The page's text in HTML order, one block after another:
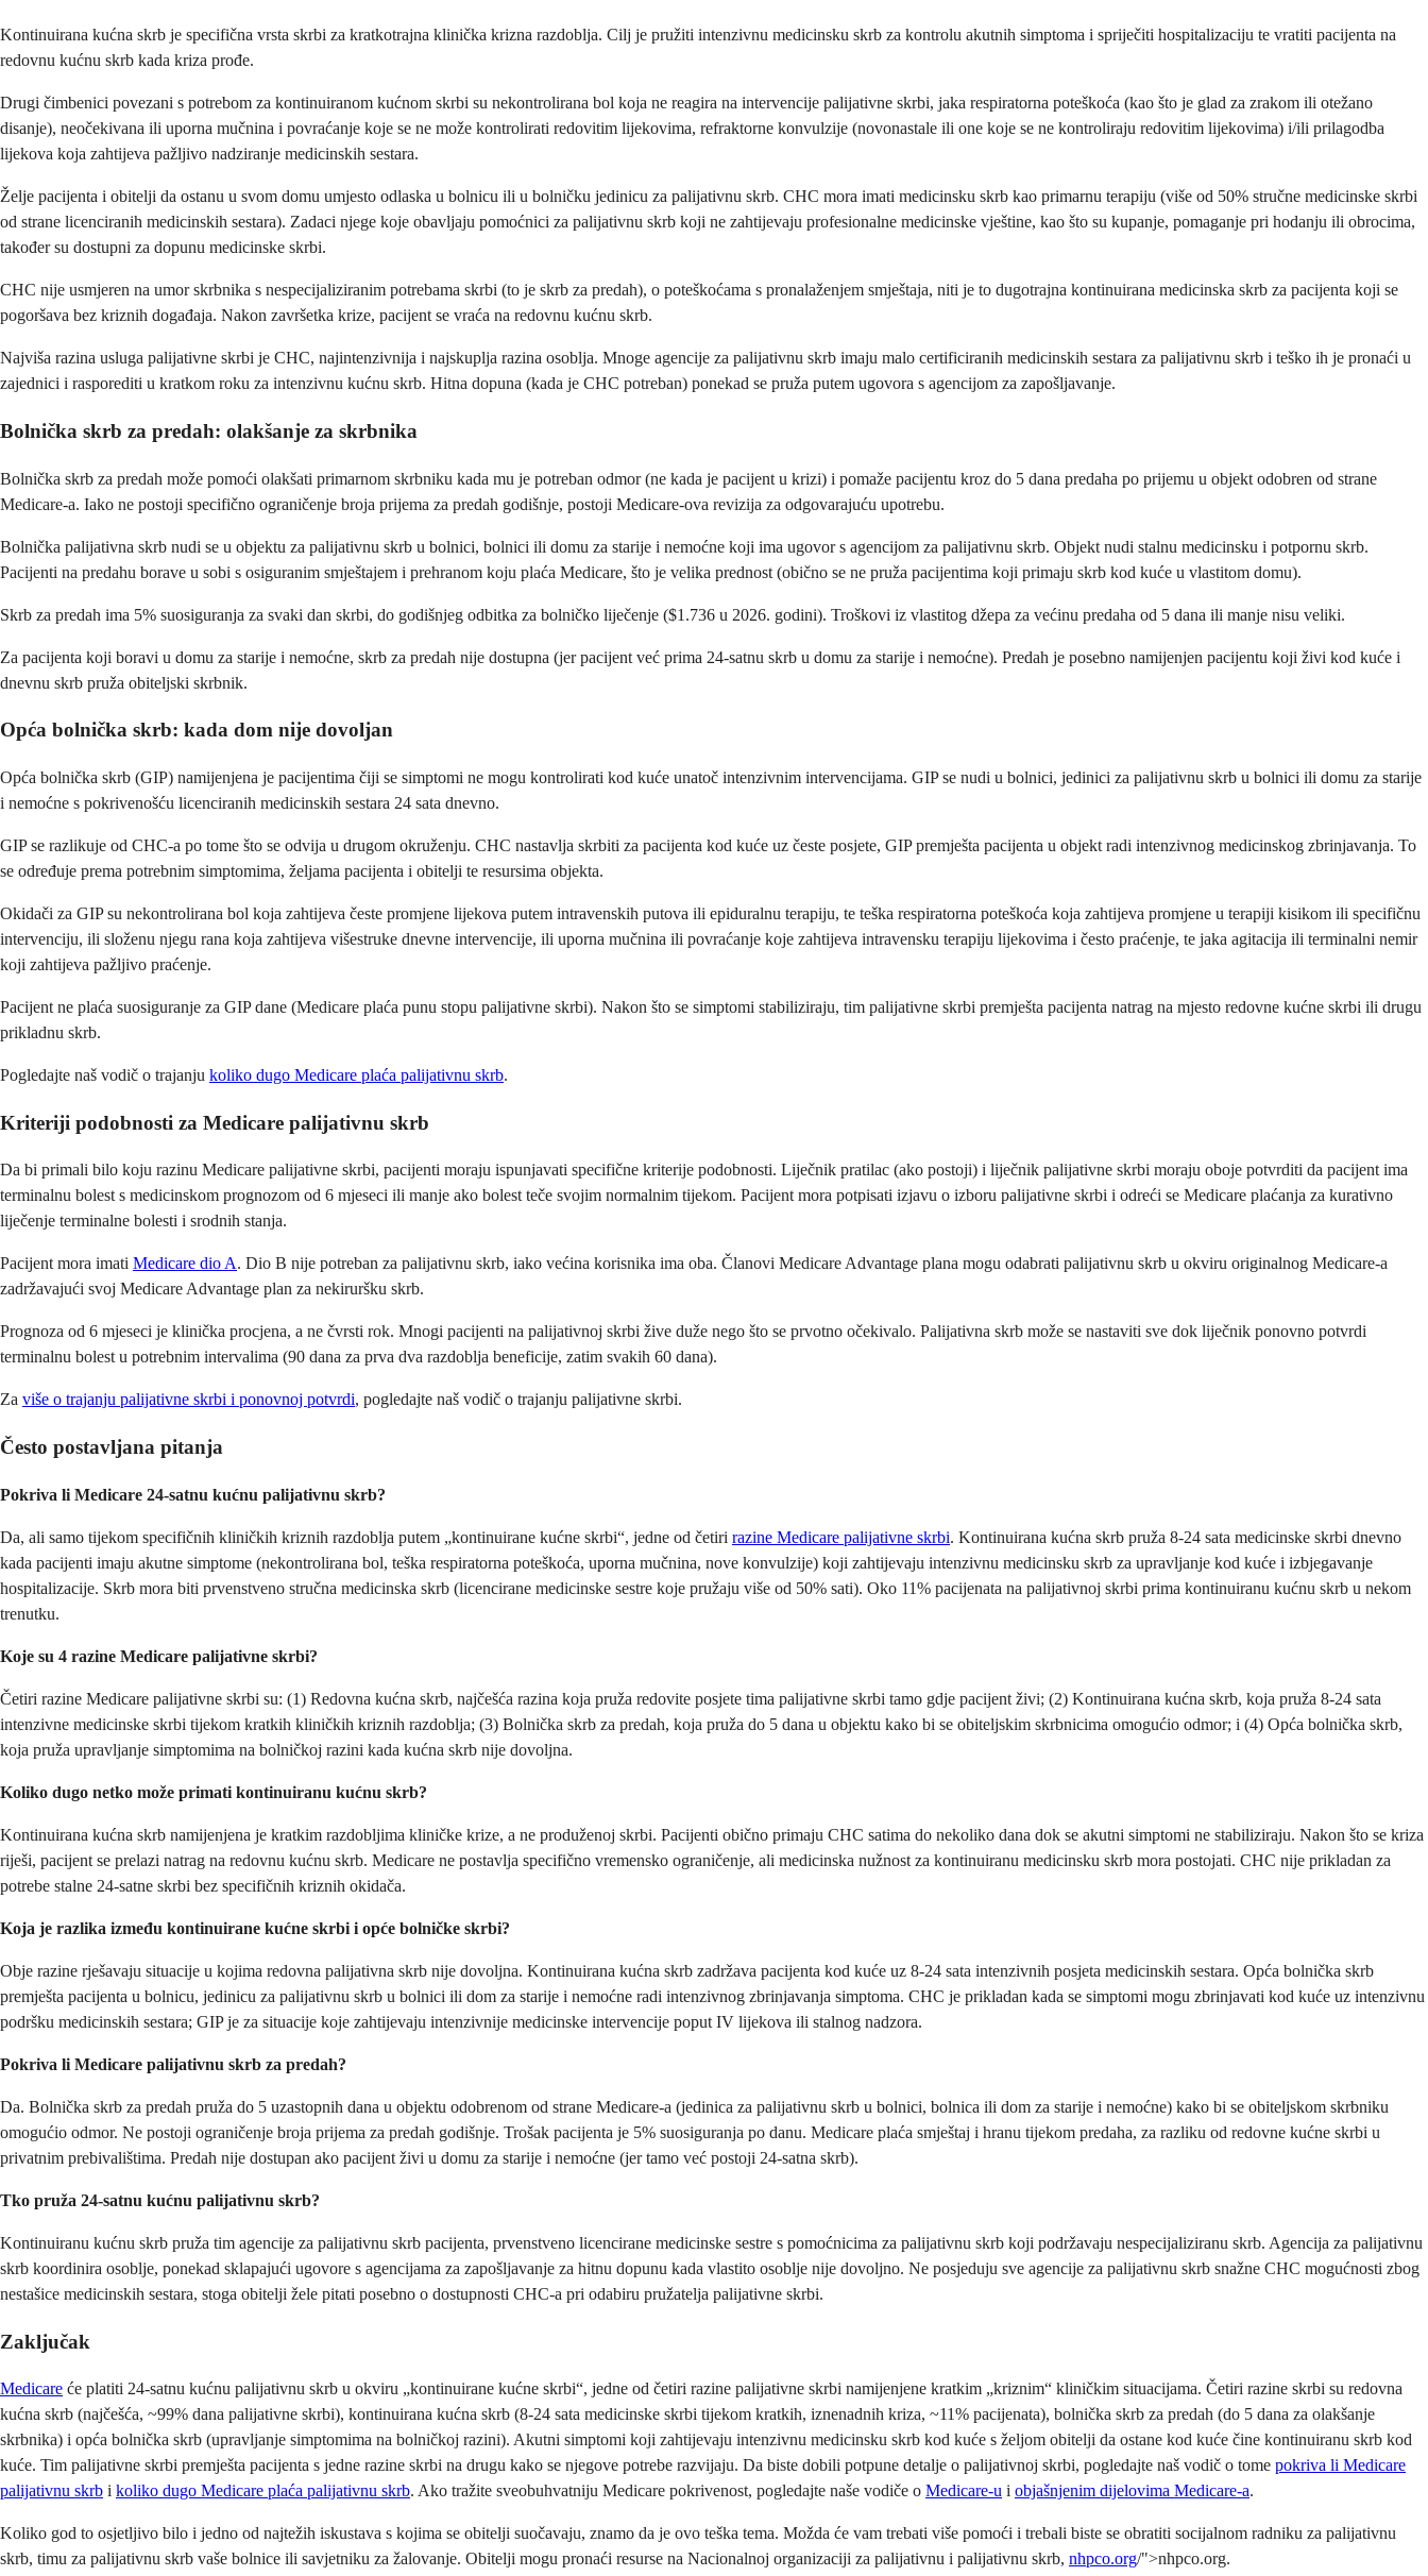
Kontinuirana kućna skrb je specifična vrsta skrbi za kratkotrajna klinička krizna razdoblja. Cilj je pružiti intenzivnu medicinsku skrb za kontrolu akutnih simptoma i spriječiti hospitalizaciju te vratiti pacijenta na
redovnu kućnu skrb kada kriza prođe.
Drugi čimbenici povezani s potrebom za kontinuiranom kućnom skrbi su nekontrolirana bol koja ne reagira na intervencije palijativne skrbi, jaka respiratorna poteškoća (kao što je glad za zrakom ili otežano
disanje), neočekivana ili uporna mučnina i povraćanje koje se ne može kontrolirati redovitim lijekovima, refraktorne konvulzije (novonastale ili one koje se ne kontroliraju redovitim lijekovima) i/ili prilagodba
lijekova koja zahtijeva pažljivo nadziranje medicinskih sestara.
Želje pacijenta i obitelji da ostanu u svom domu umjesto odlaska u bolnicu ili u bolničku jedinicu za palijativnu skrb. CHC mora imati medicinsku skrb kao primarnu terapiju (više od 50% stručne medicinske skrbi
od strane licenciranih medicinskih sestara). Zadaci njege koje obavljaju pomoćnici za palijativnu skrb koji ne zahtijevaju profesionalne medicinske vještine, kao što su kupanje, pomaganje pri hodanju ili obrocima,
također su dostupni za dopunu medicinske skrbi.
CHC nije usmjeren na umor skrbnika s nespecijaliziranim potrebama skrbi (to je skrb za predah), o poteškoćama s pronalaženjem smještaja, niti je to dugotrajna kontinuirana medicinska skrb za pacijenta koji se
pogoršava bez kriznih događaja. Nakon završetka krize, pacijent se vraća na redovnu kućnu skrb.
Najviša razina usluga palijativne skrbi je CHC, najintenzivnija i najskuplja razina osoblja. Mnoge agencije za palijativnu skrb imaju malo certificiranih medicinskih sestara za palijativnu skrb i teško ih je pronaći u
zajednici i rasporediti u kratkom roku za intenzivnu kućnu skrb. Hitna dopuna (kada je CHC potreban) ponekad se pruža putem ugovora s agencijom za zapošljavanje.
Bolnička skrb za predah: olakšanje za skrbnika
Bolnička skrb za predah može pomoći olakšati primarnom skrbniku kada mu je potreban odmor (ne kada je pacijent u krizi) i pomaže pacijentu kroz do 5 dana predaha po prijemu u objekt odobren od strane
Medicare-a. Iako ne postoji specifično ograničenje broja prijema za predah godišnje, postoji Medicare-ova revizija za odgovarajuću upotrebu.
Bolnička palijativna skrb nudi se u objektu za palijativnu skrb u bolnici, bolnici ili domu za starije i nemoćne koji ima ugovor s agencijom za palijativnu skrb. Objekt nudi stalnu medicinsku i potpornu skrb.
Pacijenti na predahu borave u sobi s osiguranim smještajem i prehranom koju plaća Medicare, što je velika prednost (obično se ne pruža pacijentima koji primaju skrb kod kuće u vlastitom domu).
Skrb za predah ima 5% suosiguranja za svaki dan skrbi, do godišnjeg odbitka za bolničko liječenje ($1.736 u 2026. godini). Troškovi iz vlastitog džepa za većinu predaha od 5 dana ili manje nisu veliki.
Za pacijenta koji boravi u domu za starije i nemoćne, skrb za predah nije dostupna (jer pacijent već prima 24-satnu skrb u domu za starije i nemoćne). Predah je posebno namijenjen pacijentu koji živi kod kuće i
dnevnu skrb pruža obiteljski skrbnik.
Opća bolnička skrb: kada dom nije dovoljan
Opća bolnička skrb (GIP) namijenjena je pacijentima čiji se simptomi ne mogu kontrolirati kod kuće unatoč intenzivnim intervencijama. GIP se nudi u bolnici, jedinici za palijativnu skrb u bolnici ili domu za starije
i nemoćne s pokrivenošću licenciranih medicinskih sestara 24 sata dnevno.
GIP se razlikuje od CHC-a po tome što se odvija u drugom okruženju. CHC nastavlja skrbiti za pacijenta kod kuće uz česte posjete, GIP premješta pacijenta u objekt radi intenzivnog medicinskog zbrinjavanja. To
se određuje prema potrebnim simptomima, željama pacijenta i obitelji te resursima objekta.
Okidači za GIP su nekontrolirana bol koja zahtijeva česte promjene lijekova putem intravenskih putova ili epiduralnu terapiju, te teška respiratorna poteškoća koja zahtijeva promjene u terapiji kisikom ili specifičnu
intervenciju, ili složenu njegu rana koja zahtijeva višestruke dnevne intervencije, ili uporna mučnina ili povraćanje koje zahtijeva intravensku terapiju lijekovima i često praćenje, te jaka agitacija ili terminalni nemir
koji zahtijeva pažljivo praćenje.
Pacijent ne plaća suosiguranje za GIP dane (Medicare plaća punu stopu palijativne skrbi). Nakon što se simptomi stabiliziraju, tim palijativne skrbi premješta pacijenta natrag na mjesto redovne kućne skrbi ili drugu
prikladnu skrb.
Pogledajte naš vodič o trajanju koliko dugo Medicare plaća palijativnu skrb.
Kriteriji podobnosti za Medicare palijativnu skrb
Da bi primali bilo koju razinu Medicare palijativne skrbi, pacijenti moraju ispunjavati specifične kriterije podobnosti. Liječnik pratilac (ako postoji) i liječnik palijativne skrbi moraju oboje potvrditi da pacijent ima
terminalnu bolest s medicinskom prognozom od 6 mjeseci ili manje ako bolest teče svojim normalnim tijekom. Pacijent mora potpisati izjavu o izboru palijativne skrbi i odreći se Medicare plaćanja za kurativno
liječenje terminalne bolesti i srodnih stanja.
Pacijent mora imati Medicare dio A. Dio B nije potreban za palijativnu skrb, iako većina korisnika ima oba. Članovi Medicare Advantage plana mogu odabrati palijativnu skrb u okviru originalnog Medicare-a
zadržavajući svoj Medicare Advantage plan za nekiruršku skrb.
Prognoza od 6 mjeseci je klinička procjena, a ne čvrsti rok. Mnogi pacijenti na palijativnoj skrbi žive duže nego što se prvotno očekivalo. Palijativna skrb može se nastaviti sve dok liječnik ponovno potvrdi
terminalnu bolest u potrebnim intervalima (90 dana za prva dva razdoblja beneficije, zatim svakih 60 dana).
Za više o trajanju palijativne skrbi i ponovnoj potvrdi, pogledajte naš vodič o trajanju palijativne skrbi.
Često postavljana pitanja
Pokriva li Medicare 24-satnu kućnu palijativnu skrb?
Da, ali samo tijekom specifičnih kliničkih kriznih razdoblja putem „kontinuirane kućne skrbi“, jedne od četiri razine Medicare palijativne skrbi. Kontinuirana kućna skrb pruža 8-24 sata medicinske skrbi dnevno
kada pacijenti imaju akutne simptome (nekontrolirana bol, teška respiratorna poteškoća, uporna mučnina, nove konvulzije) koji zahtijevaju intenzivnu medicinsku skrb za upravljanje kod kuće i izbjegavanje
hospitalizacije. Skrb mora biti prvenstveno stručna medicinska skrb (licencirane medicinske sestre koje pružaju više od 50% sati). Oko 11% pacijenata na palijativnoj skrbi prima kontinuiranu kućnu skrb u nekom
trenutku.
Koje su 4 razine Medicare palijativne skrbi?
Četiri razine Medicare palijativne skrbi su: (1) Redovna kućna skrb, najčešća razina koja pruža redovite posjete tima palijativne skrbi tamo gdje pacijent živi; (2) Kontinuirana kućna skrb, koja pruža 8-24 sata
intenzivne medicinske skrbi tijekom kratkih kliničkih kriznih razdoblja; (3) Bolnička skrb za predah, koja pruža do 5 dana u objektu kako bi se obiteljskim skrbnicima omogućio odmor; i (4) Opća bolnička skrb,
koja pruža upravljanje simptomima na bolničkoj razini kada kućna skrb nije dovoljna.
Koliko dugo netko može primati kontinuiranu kućnu skrb?
Kontinuirana kućna skrb namijenjena je kratkim razdobljima kliničke krize, a ne produženoj skrbi. Pacijenti obično primaju CHC satima do nekoliko dana dok se akutni simptomi ne stabiliziraju. Nakon što se kriza
riješi, pacijent se prelazi natrag na redovnu kućnu skrb. Medicare ne postavlja specifično vremensko ograničenje, ali medicinska nužnost za kontinuiranu medicinsku skrb mora postojati. CHC nije prikladan za
potrebe stalne 24-satne skrbi bez specifičnih kriznih okidača.
Koja je razlika između kontinuirane kućne skrbi i opće bolničke skrbi?
Obje razine rješavaju situacije u kojima redovna palijativna skrb nije dovoljna. Kontinuirana kućna skrb zadržava pacijenta kod kuće uz 8-24 sata intenzivnih posjeta medicinskih sestara. Opća bolnička skrb
premješta pacijenta u bolnicu, jedinicu za palijativnu skrb u bolnici ili dom za starije i nemoćne radi intenzivnog zbrinjavanja simptoma. CHC je prikladan kada se simptomi mogu zbrinjavati kod kuće uz intenzivnu
podršku medicinskih sestara; GIP je za situacije koje zahtijevaju intenzivnije medicinske intervencije poput IV lijekova ili stalnog nadzora.
Pokriva li Medicare palijativnu skrb za predah?
Da. Bolnička skrb za predah pruža do 5 uzastopnih dana u objektu odobrenom od strane Medicare-a (jedinica za palijativnu skrb u bolnici, bolnica ili dom za starije i nemoćne) kako bi se obiteljskom skrbniku
omogućio odmor. Ne postoji ograničenje broja prijema za predah godišnje. Trošak pacijenta je 5% suosiguranja po danu. Medicare plaća smještaj i hranu tijekom predaha, za razliku od redovne kućne skrbi u
privatnim prebivalištima. Predah nije dostupan ako pacijent živi u domu za starije i nemoćne (jer tamo već postoji 24-satna skrb).
Tko pruža 24-satnu kućnu palijativnu skrb?
Kontinuiranu kućnu skrb pruža tim agencije za palijativnu skrb pacijenta, prvenstveno licencirane medicinske sestre s pomoćnicima za palijativnu skrb koji podržavaju nespecijaliziranu skrb. Agencija za palijativnu
skrb koordinira osoblje, ponekad sklapajući ugovore s agencijama za zapošljavanje za hitnu dopunu kada vlastito osoblje nije dovoljno. Ne posjeduju sve agencije za palijativnu skrb snažne CHC mogućnosti zbog
nestašice medicinskih sestara, stoga obitelji žele pitati posebno o dostupnosti CHC-a pri odabiru pružatelja palijativne skrbi.
Zaključak
Medicare će platiti 24-satnu kućnu palijativnu skrb u okviru „kontinuirane kućne skrbi“, jedne od četiri razine palijativne skrbi namijenjene kratkim „kriznim“ kliničkim situacijama. Četiri razine skrbi su redovna
kućna skrb (najčešća, ~99% dana palijativne skrbi), kontinuirana kućna skrb (8-24 sata medicinske skrbi tijekom kratkih, iznenadnih kriza, ~11% pacijenata), bolnička skrb za predah (do 5 dana za olakšanje
skrbnika) i opća bolnička skrb (upravljanje simptomima na bolničkoj razini). Akutni simptomi koji zahtijevaju intenzivnu medicinsku skrb kod kuće s željom obitelji da ostane kod kuće čine kontinuiranu skrb kod
kuće. Tim palijativne skrbi premješta pacijenta s jedne razine skrbi na drugu kako se njegove potrebe razvijaju. Da biste dobili potpune detalje o palijativnoj skrbi, pogledajte naš vodič o tome pokriva li Medicare
palijativnu skrb i koliko dugo Medicare plaća palijativnu skrb. Ako tražite sveobuhvatniju Medicare pokrivenost, pogledajte naše vodiče o Medicare-u i objašnjenim dijelovima Medicare-a.
Koliko god to osjetljivo bilo i jedno od najtežih iskustava s kojima se obitelji suočavaju, znamo da je ovo teška tema. Možda će vam trebati više pomoći i trebali biste se obratiti socijalnom radniku za palijativnu
skrb, timu za palijativnu skrb vaše bolnice ili savjetniku za žalovanje. Obitelji mogu pronaći resurse na Nacionalnoj organizaciji za palijativnu i palijativnu skrb, nhpco.org/">nhpco.org.